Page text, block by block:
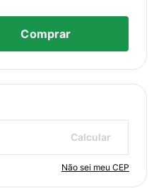
Comprar
Não sei meu CEP
Calcular